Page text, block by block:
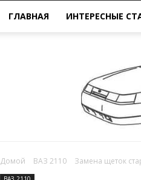
ГЛАВНАЯ ИНТЕРЕСНЫЕ
Домой ВАЗ 2110 Замена щеток